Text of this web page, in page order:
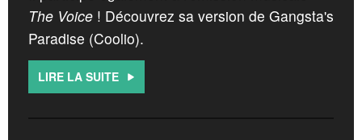
The Voice ! Découvrez sa version de Gangsta's
Paradise (Coolio).
LIRE LA SUITE